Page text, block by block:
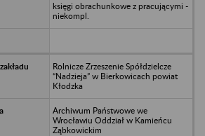
księgi obrachunkowe z pracującymi -
niekompl.
Rolnicze Zrzeszenie Spółdzielcze
“Nadzieja” w Bierkowicach powiat
Kłodzka
Archiwum Państwowe we
Wrocławiu Oddział w Kamieńcu
Ząbkowickim